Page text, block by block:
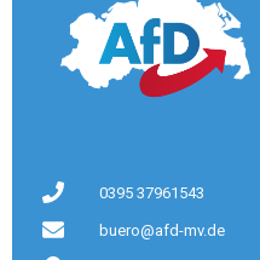
0395 37961543
buero@afd-mv.de